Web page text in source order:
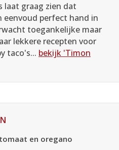
laat graag zien dat
perfect hand in
toegankelijke maar
lekkere recepten voor
taco's... bekijk 'Timon
en oregano